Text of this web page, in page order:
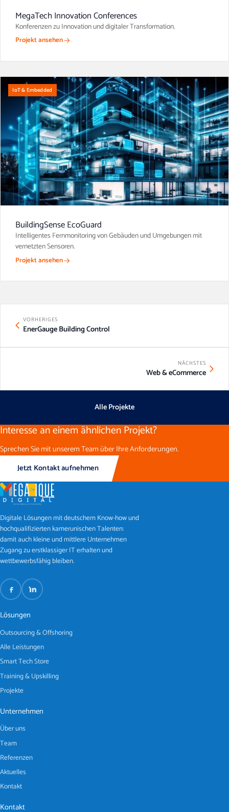
MegaTech Innovation Conferences
Konferenzen zu Innovation und digitaler Transformation.
Projekt ansehen
IoT & Embedded
BuildingSense EcoGuard
Intelligentes Fernmonitoring von Gebäuden und Umgebungen mit
vernetzten Sensoren.
Projekt ansehen
VORHERIGES
EnerGauge Building Control
Alle Projekte
NÄCHSTES
Web & eCommerce
Interesse an einem ähnlichen Projekt?
Sprechen Sie mit unserem Team über Ihre Anforderungen.
Jetzt Kontakt aufnehmen
Digitale Lösungen mit deutschem Know-how und
hochqualifizierten kamerunischen Talenten:
damit auch kleine und mittlere Unternehmen
Zugang zu erstklassiger IT erhalten und
wettbewerbsfähig bleiben.
Lösungen
Outsourcing & Offshoring
Alle Leistungen
Smart Tech Store
Training & Upskilling
Projekte
Unternehmen
Über uns
Team
Referenzen
Aktuelles
Kontakt
Kontakt